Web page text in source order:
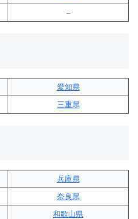
–
愛知県
三重県
兵庫県
奈良県
和歌山県